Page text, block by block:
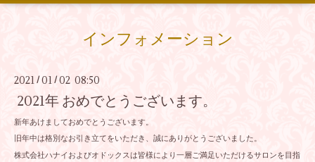
インフォメーション
2021 / 01 /02 08:50
2021年 おめでとうございます。
新年あけましておめでとうございます。
旧年中は格別なお引き立てをいただき、誠にありがとうございました。
株式会社ハナイおよびオドックスは皆様により一層ご満足いただけるサロンを目指